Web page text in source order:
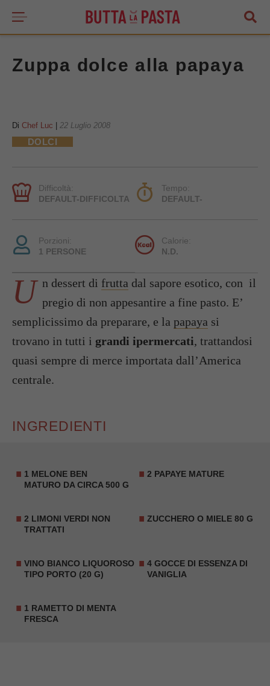
Zuppa dolce alla papaya
Di Chef Luc 22 Luglio 2008
DOLCI
Difficoltà:
DEFAULT-DIFFICOLTA
Tempo:
DEFAULT-
Porzioni:
1 PERSONE
Calorie:
N.D.
U n dessert di frutta dal sapore esotico, con il
pregio di non appesantire a fine pasto. E’
semplicissimo da preparare, e la papaya si
trovano in tutti i grandi ipermercati, trattandosi
quasi sempre di merce importata dall’America
centrale.
INGREDIENTI
1 MELONE BEN
MATURO DA CIRCA 500 G
2 PAPAYE MATURE
2 LIMONI VERDI NON
TRATTATI
ZUCCHERO O MIELE 80 G
VINO BIANCO LIQUOROSO
TIPO PORTO (20 G)
4 GOCCE DI ESSENZA DI
VANIGLIA
1 RAMETTO DI MENTA
FRESCA